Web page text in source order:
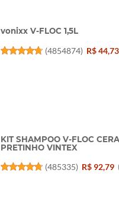
vonixx V-FLOC 1,5L
(4854874) R$ 44,73
KIT SHAMPOO V-FLOC
PRETINHO VINTEX
(485335) R$ 92,79